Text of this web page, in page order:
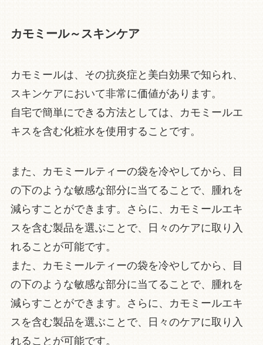
カモミール～スキンケア
カモミールは、その抗炎症と美白効果で知られ、
スキンケアにおいて非常に価値があります。
自宅で簡単にできる方法としては、カモミールエ
キスを含む化粧水を使用することです。
また、カモミールティーの袋を冷やしてから、目
の下のような敏感な部分に当てることで、腫れを
減らすことができます。さらに、カモミールエキ
スを含む製品を選ぶことで、日々のケアに取り入
れることが可能です。
また、カモミールティーの袋を冷やしてから、目
の下のような敏感な部分に当てることで、腫れを
減らすことができます。さらに、カモミールエキ
スを含む製品を選ぶことで、日々のケアに取り入
れることが可能です。